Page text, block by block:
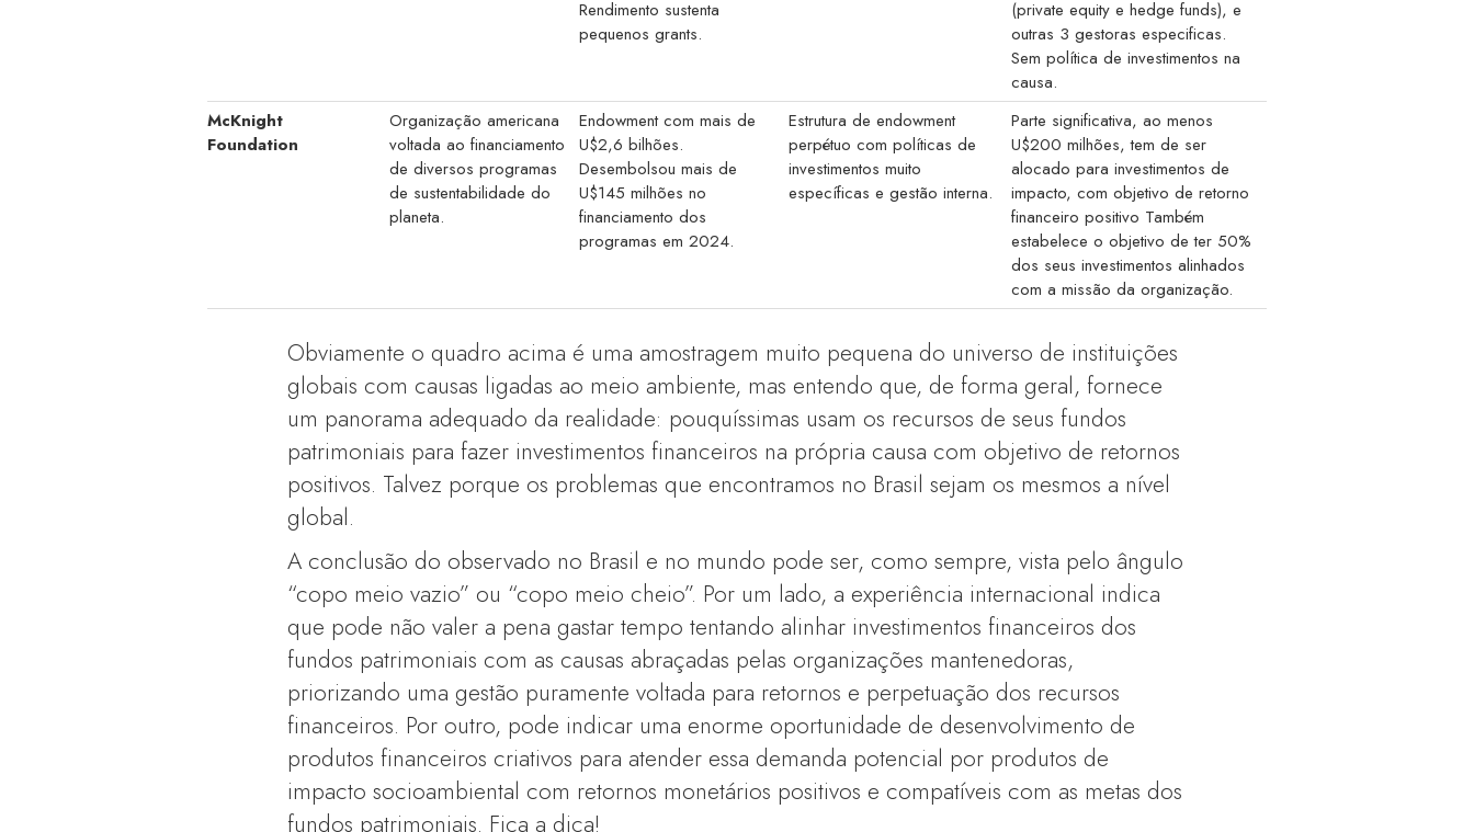
Rendimento sustenta
pequenos grants.
(private equity e hedge funds), e
outras 3 gestoras especificas.
Sem política de investimentos na
causa.
McKnight
Foundation
Organização americana
voltada ao financiamento
de diversos programas
de sustentabilidade do
planeta.
Endowment com mais de
U$2,6 bilhões.
Desembolsou mais de
U$145 milhões no
financiamento dos
programas em 2024.
Estrutura de endowment
perpétuo com políticas de
investimentos muito
específicas e gestão interna.
Parte significativa, ao menos
U$200 milhões, tem de ser
alocado para investimentos de
impacto, com objetivo de retorno
financeiro positivo Também
estabelece o objetivo de ter 50%
dos seus investimentos alinhados
com a missão da organização.
Obviamente o quadro acima é uma amostragem muito pequena do universo de instituições
globais com causas ligadas ao meio ambiente, mas entendo que, de forma geral, fornece
um panorama adequado da realidade: pouquíssimas usam os recursos de seus fundos
patrimoniais para fazer investimentos financeiros na própria causa com objetivo de retornos
positivos. Talvez porque os problemas que encontramos no Brasil sejam os mesmos a nível
global.
A conclusão do observado no Brasil e no mundo pode ser, como sempre, vista pelo ângulo
“copo meio vazio” ou “copo meio cheio”. Por um lado, a experiência internacional indica
que pode não valer a pena gastar tempo tentando alinhar investimentos financeiros dos
fundos patrimoniais com as causas abraçadas pelas organizações mantenedoras,
priorizando uma gestão puramente voltada para retornos e perpetuação dos recursos
financeiros. Por outro, pode indicar uma enorme oportunidade de desenvolvimento de
produtos financeiros criativos para atender essa demanda potencial por produtos de
impacto socioambiental com retornos monetários positivos e compatíveis com as metas dos
fundos patrimoniais. Fica a dica!